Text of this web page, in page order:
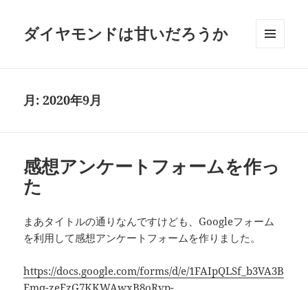
ダイヤモンドは甘いだろうか
月:2020年9月
感想アンケートフォームを作っ
た
まあタイトルの通りなんですけども、Googleフォーム
を利用して感想アンケートフォームを作りました。
https://docs.google.com/forms/d/e/1FAIpQLSf_b3VA3B